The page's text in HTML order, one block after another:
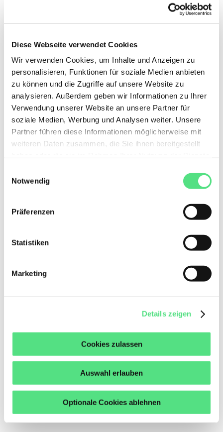
Diese Webseite verwendet Cookies
Wir verwenden Cookies, um Inhalte und Anzeigen zu
personalisieren, Funktionen für soziale Medien anbieten
zu können und die Zugriffe auf unsere Website zu
analysieren. Außerdem geben wir Informationen zu Ihrer
Verwendung unserer Website an unsere Partner für
soziale Medien, Werbung und Analysen weiter. Unsere
Partner führen diese Informationen möglicherweise mit
weiteren Daten zusammen, die Sie ihnen bereitgestellt
notwendige Cookies, wenn Sie unsere Webseite
Notwendig
Präferenzen
Statistiken
Marketing
Details zeigen
Cookies zulassen
Auswahl erlauben
Optionale Cookies ablehnen
Teile für Lager
Getriebemotoren